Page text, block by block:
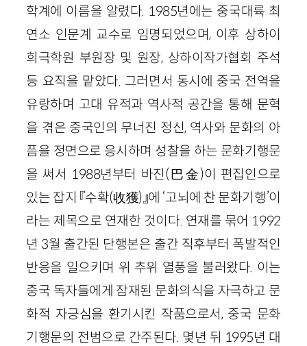
학계에 이름을 알렸다. 1985년에는 중국대륙 최
연소 인문계 교수로 임명되었으며, 이후 상하이
희극학원 부원장 및 원장, 상하이작가협회 주석
등 요직을 맡았다. 그러면서 동시에 중국 전역을
유랑하며 고대 유적과 역사적 공간을 통해 문혁
을 겪은 중국인의 무너진 정신, 역사와 문화의 아
픔을 정면으로 응시하며 성찰을 하는 문화기행문
을 써서 1988년부터 바진(巴金)이 편집인으로
있는 잡지 『수확(收獲)』에 ‘고뇌에 찬 문화기행’이
라는 제목으로 연재한 것이다. 연재를 묶어 1992
년 3월 출간된 단행본은 출간 직후부터 폭발적인
반응을 일으키며 위 추위 열풍을 불러왔다. 이는
중국 독자들에게 잠재된 문화의식을 자극하고 문
화적 자긍심을 환기시킨 작품으로서, 중국 문화
기행문의 전범으로 간주된다. 몇년 뒤 1995년 대